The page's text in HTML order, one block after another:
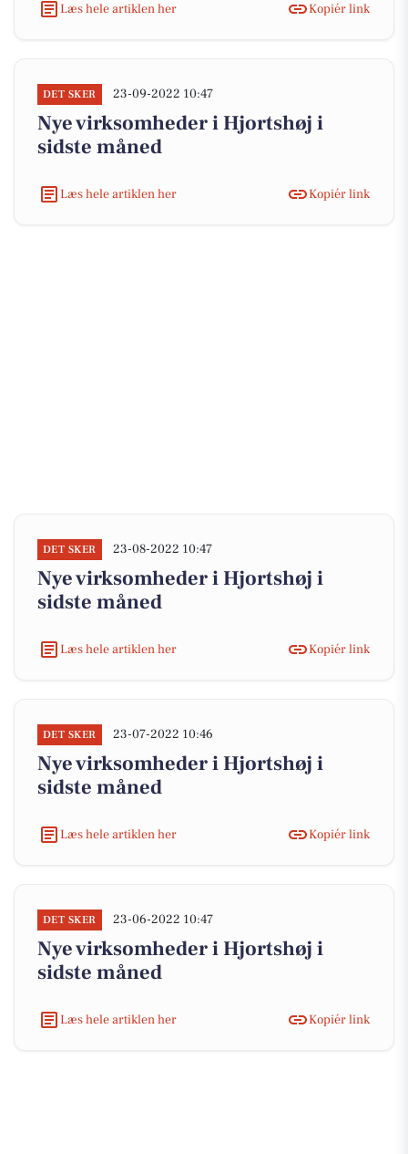
Læs hele artiklen her Kopiér link
DET SKER 23-09-2022 10:47
Nye virksomheder i Hjortshøj i
sidste måned
Læs hele artiklen her Kopiér link
DET SKER 23-08-2022 10:47
Nye virksomheder i Hjortshøj i
sidste måned
Læs hele artiklen her Kopiér link
DET SKER 23-07-2022 10:46
Nye virksomheder i Hjortshøj i
sidste måned
Læs hele artiklen her Kopiér link
DET SKER 23-06-2022 10:47
Nye virksomheder i Hjortshøj i
sidste måned
Læs hele artiklen her Kopiér link